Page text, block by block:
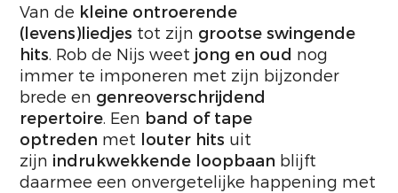
Van de kleine ontroerende
(levens)liedjes tot zijn grootse swingende
hits. Rob de Nijs weet jong en oud nog
immer te imponeren met zijn bijzonder
brede en genreoverschrijdend
repertoire. Een band of tape
optreden met louter hits uit
zijn indrukwekkende loopbaan blijft
daarmee een onvergetelijke happening met